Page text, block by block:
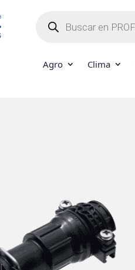
productos
Agro Clima